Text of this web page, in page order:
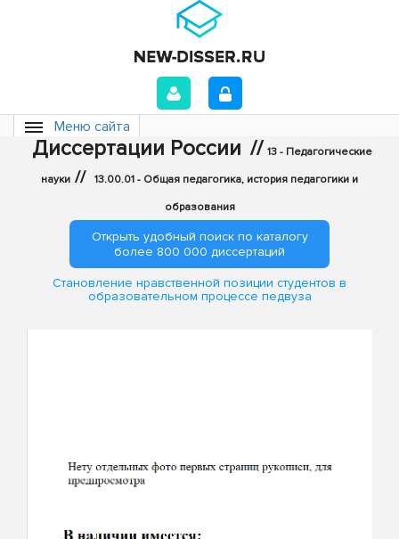
Меню сайта
Диссертации России // 13 - Педагогические
науки // 13.00.01 - Общая педагогика, история педагогики и
образования
Открыть удобный поиск по каталогу
более 800 000 диссертаций
Становление нравственной позиции студентов в
образовательном процессе педвуза